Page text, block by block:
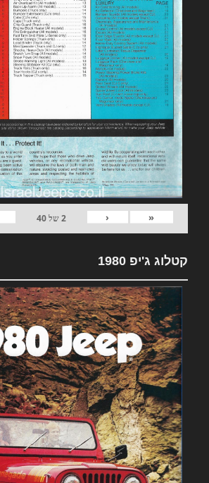
«
‹
2של40
קטלוג ג'יפ 1980